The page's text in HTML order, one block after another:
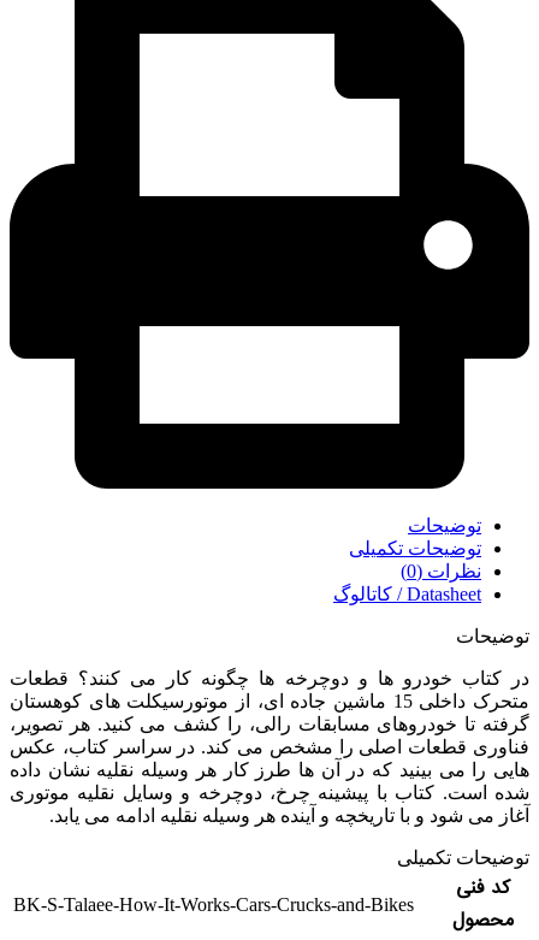
توضیحات
توضیحات تکمیلی
نظرات (0)
Datasheet / کاتالوگ
توضیحات
در کتاب خودرو ها و دوچرخه ها چگونه کار می کنند؟ قطعات
متحرک داخلی 15 ماشین جاده ای، از موتورسیکلت های کوهستان
گرفته تا خودروهای مسابقات رالی، را کشف می کنید. هر تصویر،
فناوری قطعات اصلی را مشخص می کند. در سراسر کتاب، عکس
هایی را می بینید که در آن ها طرز کار هر وسیله نقلیه نشان داده
شده است. کتاب با پیشینه چرخ، دوچرخه و وسایل نقلیه موتوری
آغاز می شود و با تاریخچه و آینده هر وسیله نقلیه ادامه می یابد.
توضیحات تکمیلی
کد فنی
محصول
BK-S-Talaee-How-It-Works-Cars-Crucks-and-Bikes